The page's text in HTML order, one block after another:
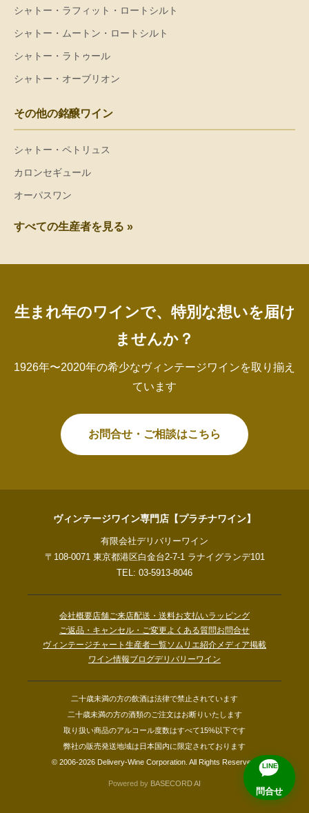
シャトー・ラフィット・ロートシルト
シャトー・ムートン・ロートシルト
シャトー・ラトゥール
シャトー・オーブリオン
その他の銘醸ワイン
シャトー・ペトリュス
カロンセギュール
オーパスワン
すべての生産者を見る »
生まれ年のワインで、特別な想いを届け
ませんか？
1926年〜2020年の希少なヴィンテージワインを取り揃え
ています
お問合せ・ご相談はこちら
ヴィンテージワイン専門店【プラチナワイン】
有限会社デリバリーワイン
〒108-0071 東京都港区白金台2-7-1 ラナイグランデ101
TEL: 03-5913-8046
会社概要店舗ご来店配送・送料お支払いラッピング
ご返品・キャンセル・ご変更よくある質問お問合せ
ヴィンテージチャート 生産者一覧ソムリエ紹介メディア掲載
ワイン情報ブログデリバリーワイン
二十歳未満の方の飲酒は法律で禁止されています
二十歳未満の方の酒類のご注文はお断りいたします
取り扱い商品のアルコール度数はすべて15%以下です
弊社の販売発送地域は日本国内に限定されております
© 2006-2026 Delivery-Wine Corporation. All Rights Reserved.
Powered by BASECORD AI
LINE
問合せ